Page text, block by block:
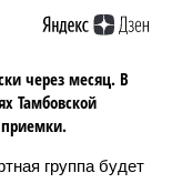
через месяц. В
Тамбовской
приемки.
группа будет